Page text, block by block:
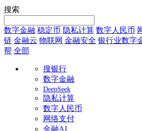
搜索
数字金融 稳定币 隐私计算 数字人民币
链 金融云 物联网 金融安全 银行业数字
帮 全部
搜银行
数字金融
DeepSeek
隐私计算
数字人民币
网络支付
金融AI